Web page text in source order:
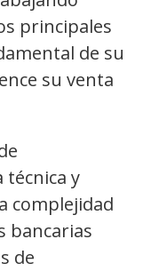
principales
de su
su venta
y
complejidad
bancarias
de